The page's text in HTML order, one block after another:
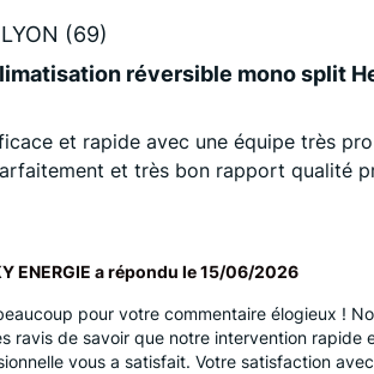
LYON (69)
réversible mono split
et rapide avec une équipe très
et très bon rapport qualité
ENERGIE a répondu le15/06/2026
pour votre commentaire élogieux !
ravis de savoir que notre intervention rapide
vous a satisfait. Votre satisfaction